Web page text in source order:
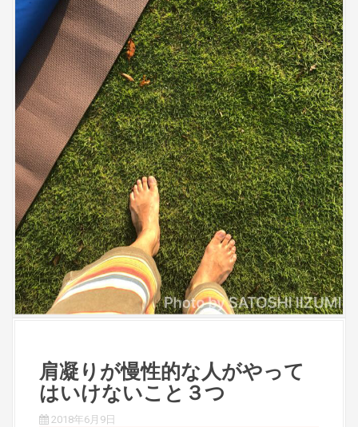
肩凝りが慢性的な人がやって
はいけないこと３つ
2018年6月9日